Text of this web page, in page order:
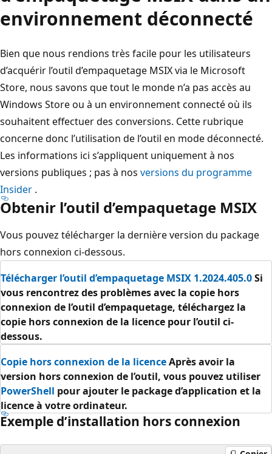
environnement déconnecté
Bien que nous rendions très facile pour les utilisateurs
d’acquérir l’outil d’empaquetage MSIX via le Microsoft
Store, nous savons que tout le monde n’a pas accès au
Windows Store ou à un environnement connecté où ils
souhaitent effectuer des conversions. Cette rubrique
concerne donc l’utilisation de l’outil en mode déconnecté.
Les informations ici s’appliquent uniquement à nos
versions publiques ; pas à nos versions du programme
Insider .
Obtenir l’outil d’empaquetage MSIX
Vous pouvez télécharger la dernière version du package
hors connexion ci-dessous.
Télécharger l’outil d’empaquetage MSIX 1.2024.405.0Si
vous rencontrez des problèmes avec la copie hors
connexion de l’outil d’empaquetage, téléchargez la
copie hors connexion de la licence pour l’outil ci-
dessous.
Copie hors connexion de la licenceAprès avoir la
version hors connexion de l’outil, vous pouvez utiliser
PowerShell pour ajouter le package d’application et la
licence à votre ordinateur.
Exemple d’installation hors connexion